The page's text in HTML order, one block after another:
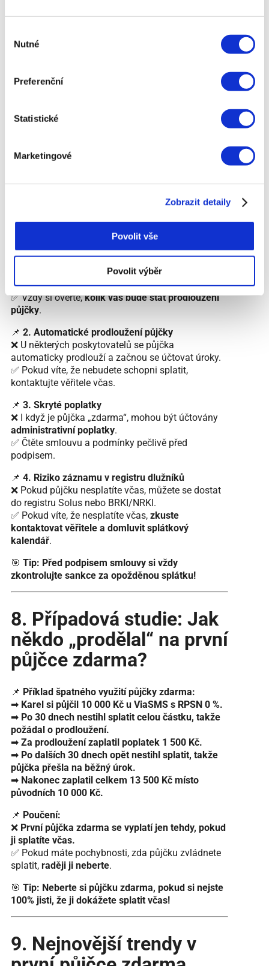
souhlasu
Nutné
Preferenční
Statistické
Marketingové
Zobrazit detaily
Povolit vše
Povolit výběr
📌Nevýhody:
standardní úrok.
– obvykle do 10 000 – 20 000
❌Vysoké sankce za opoždění
do 30 dní.
lepší zvolit běžnou půjčku s nižším úrokem než
riskovat vysoké sankce.
7. Na co si dát pozor u
první půjčky zdarma?
📌1. Vysoké poplatky za prodloužení splatnosti
❌ Některé společnosti umožňují odklad splátky, ale
účtujívysoké poplatky.
✅ Vždy si ověřte,kolik vás bude stát prodloužení
půjčky.
📌 2. Automatické prodloužení půjčky
❌ U některých poskytovatelů se půjčka
automaticky prodlouží a začnou se účtovat úroky.
✅ Pokud víte, že nebudete schopni splatit,
kontaktujte věřitele včas.
📌 3. Skryté poplatky
❌ I když je půjčka „zdarma“, mohou být účtovány
administrativní poplatky.
✅ Čtěte smlouvu a podmínky pečlivě před
podpisem.
📌 4. Riziko záznamu v registru dlužníků
❌ Pokud půjčku nesplatíte včas, můžete se dostat
do registru Solus nebo BRKI/NRKI.
✅ Pokud víte, že nesplatíte včas, zkuste
kontaktovat věřitele a domluvit splátkový
kalendář.
🎯 Tip: Před podpisem smlouvy si vždy
zkontrolujte sankce za opožděnou splátku!
8. Případová studie: Jak
někdo „prodělal“ na první
půjčce zdarma?
📌 Příklad špatného využití půjčky zdarma:
➡ Karel si půjčil 10 000 Kč u ViaSMS s RPSN 0 %.
➡ Po 30 dnech nestihl splatit celou částku, takže
požádal o prodloužení.
➡ Za prodloužení zaplatil poplatek 1 500 Kč.
➡ Po dalších 30 dnech opět nestihl splatit, takže
půjčka přešla na běžný úrok.
➡ Nakonec zaplatil celkem 13 500 Kč místo
původních 10 000 Kč.
📌 Poučení:
❌ První půjčka zdarma se vyplatí jen tehdy, pokud
ji splatíte včas.
✅ Pokud máte pochybnosti, zda půjčku zvládnete
splatit, raději ji neberte.
🎯 Tip: Neberte si půjčku zdarma, pokud si nejste
100% jisti, že ji dokážete splatit včas!
9. Nejnovější trendy v